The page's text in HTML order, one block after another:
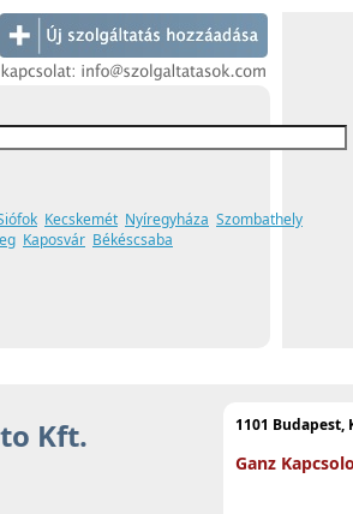
Kecskemét Nyíregyháza Szombathely
Kaposvár Békéscsaba
1101 Budapest,
Ganz
Kft.